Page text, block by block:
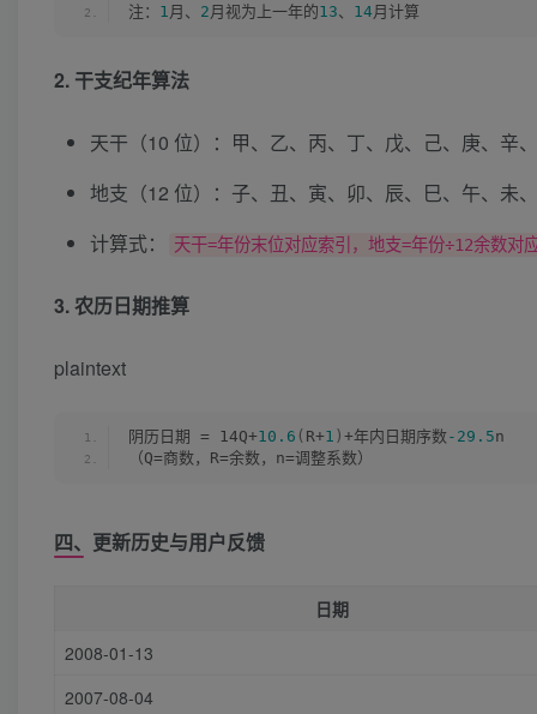
注： 1 月、 2 月视为上一年的13、 14月计算
2. 干支纪年算法
天干（10 位）：甲、乙、丙、丁、戊、己、庚、辛
地支（12 位）：子、丑、寅、卯、辰、巳、午、未
计算式：
天干=年份末位对应索引，地支=年份÷12余数对
3. 农历日期推算
plaintext
阴历日期 = 14Q+10.6 ( R+1 ) +年内日期序数-29.5n
（Q=商数，R=余数，n=调整系数）
四、更新历史与用户反馈
日期
2008-01-13
2007-08-04